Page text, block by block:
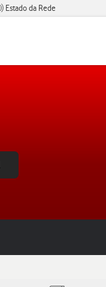
Estado da Rede